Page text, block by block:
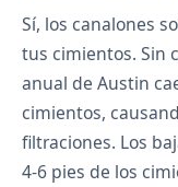
Sí, los canalones
tus cimientos. Sin
anual de Austin
cimientos,
filtraciones. Los
4-6 pies de los